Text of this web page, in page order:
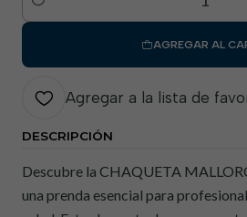
Cantidad
AGREGAR AL
Agregar a la lista de
DESCRIPCIÓN
Descubre la CHAQUETA
una prenda esencial para